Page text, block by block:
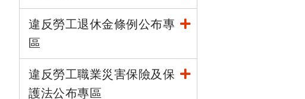
違反勞工退休金條例公布專
區
違反勞工職業災害保險及保
護法公布專區